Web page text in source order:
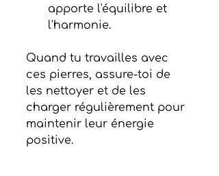
apporte l'équilibre et
l'harmonie.
Quand tu travailles avec
ces pierres, assure-toi de
les nettoyer et de les
charger régulièrement pour
maintenir leur énergie
positive.